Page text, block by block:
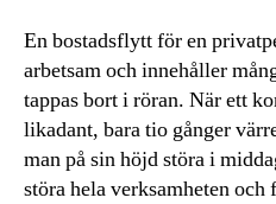
En bostadsflytt för en
arbetsam och innehåller
tappas bort i röran. När ett
likadant, bara tio gånger
man på sin höjd störa i
störa hela verksamheten